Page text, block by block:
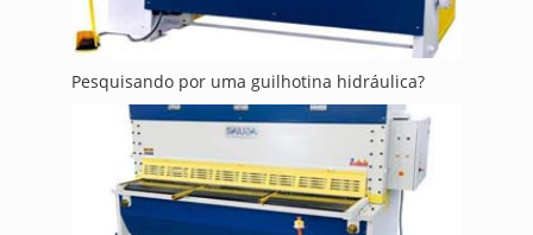
Pesquisando por uma guilhotina hidráulica?